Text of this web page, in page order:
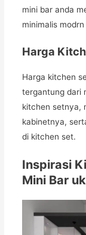
mini bar anda
minimalis modrn
Harga
Harga kitchen
tergantung dari
kitchen setnya,
kabinetnya,
di kitchen set.
Inspirasi
Mini Bar